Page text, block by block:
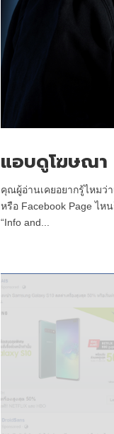
แอบดูโฆษณา
คุณผู้อ่านเคยอยากรู้ไหมว่
หรือ Facebook Page ไห
“Info and...